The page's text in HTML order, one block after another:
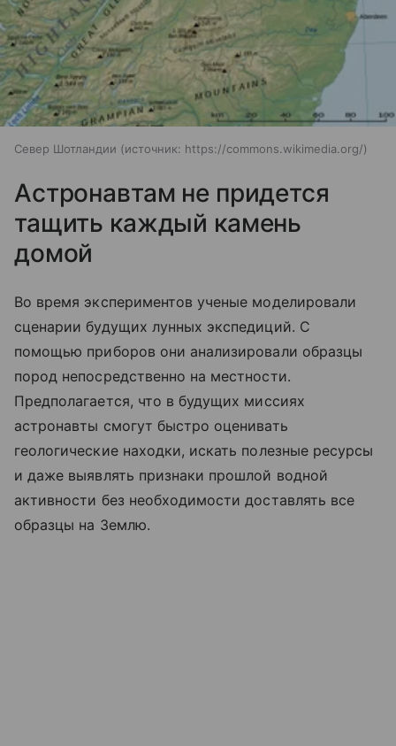
Север Шотландии источник: https://commons.wikimedia.org/
Астронавтам не придется
тащить каждый камень
домой
Во время экспериментов ученые моделировали
сценарии будущих лунных экспедиций. С
помощью приборов они анализировали образцы
пород непосредственно на местности.
Предполагается, что в будущих миссиях
астронавты смогут быстро оценивать
геологические находки, искать полезные ресурсы
и даже выявлять признаки прошлой водной
активности без необходимости доставлять все
образцы на Землю.